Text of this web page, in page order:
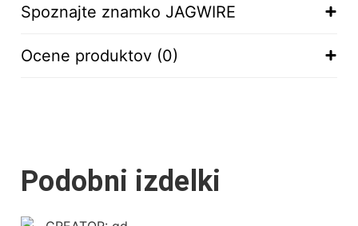
Spoznajte znamko JAGWIRE
Ocene produktov (0)
Podobni izdelki